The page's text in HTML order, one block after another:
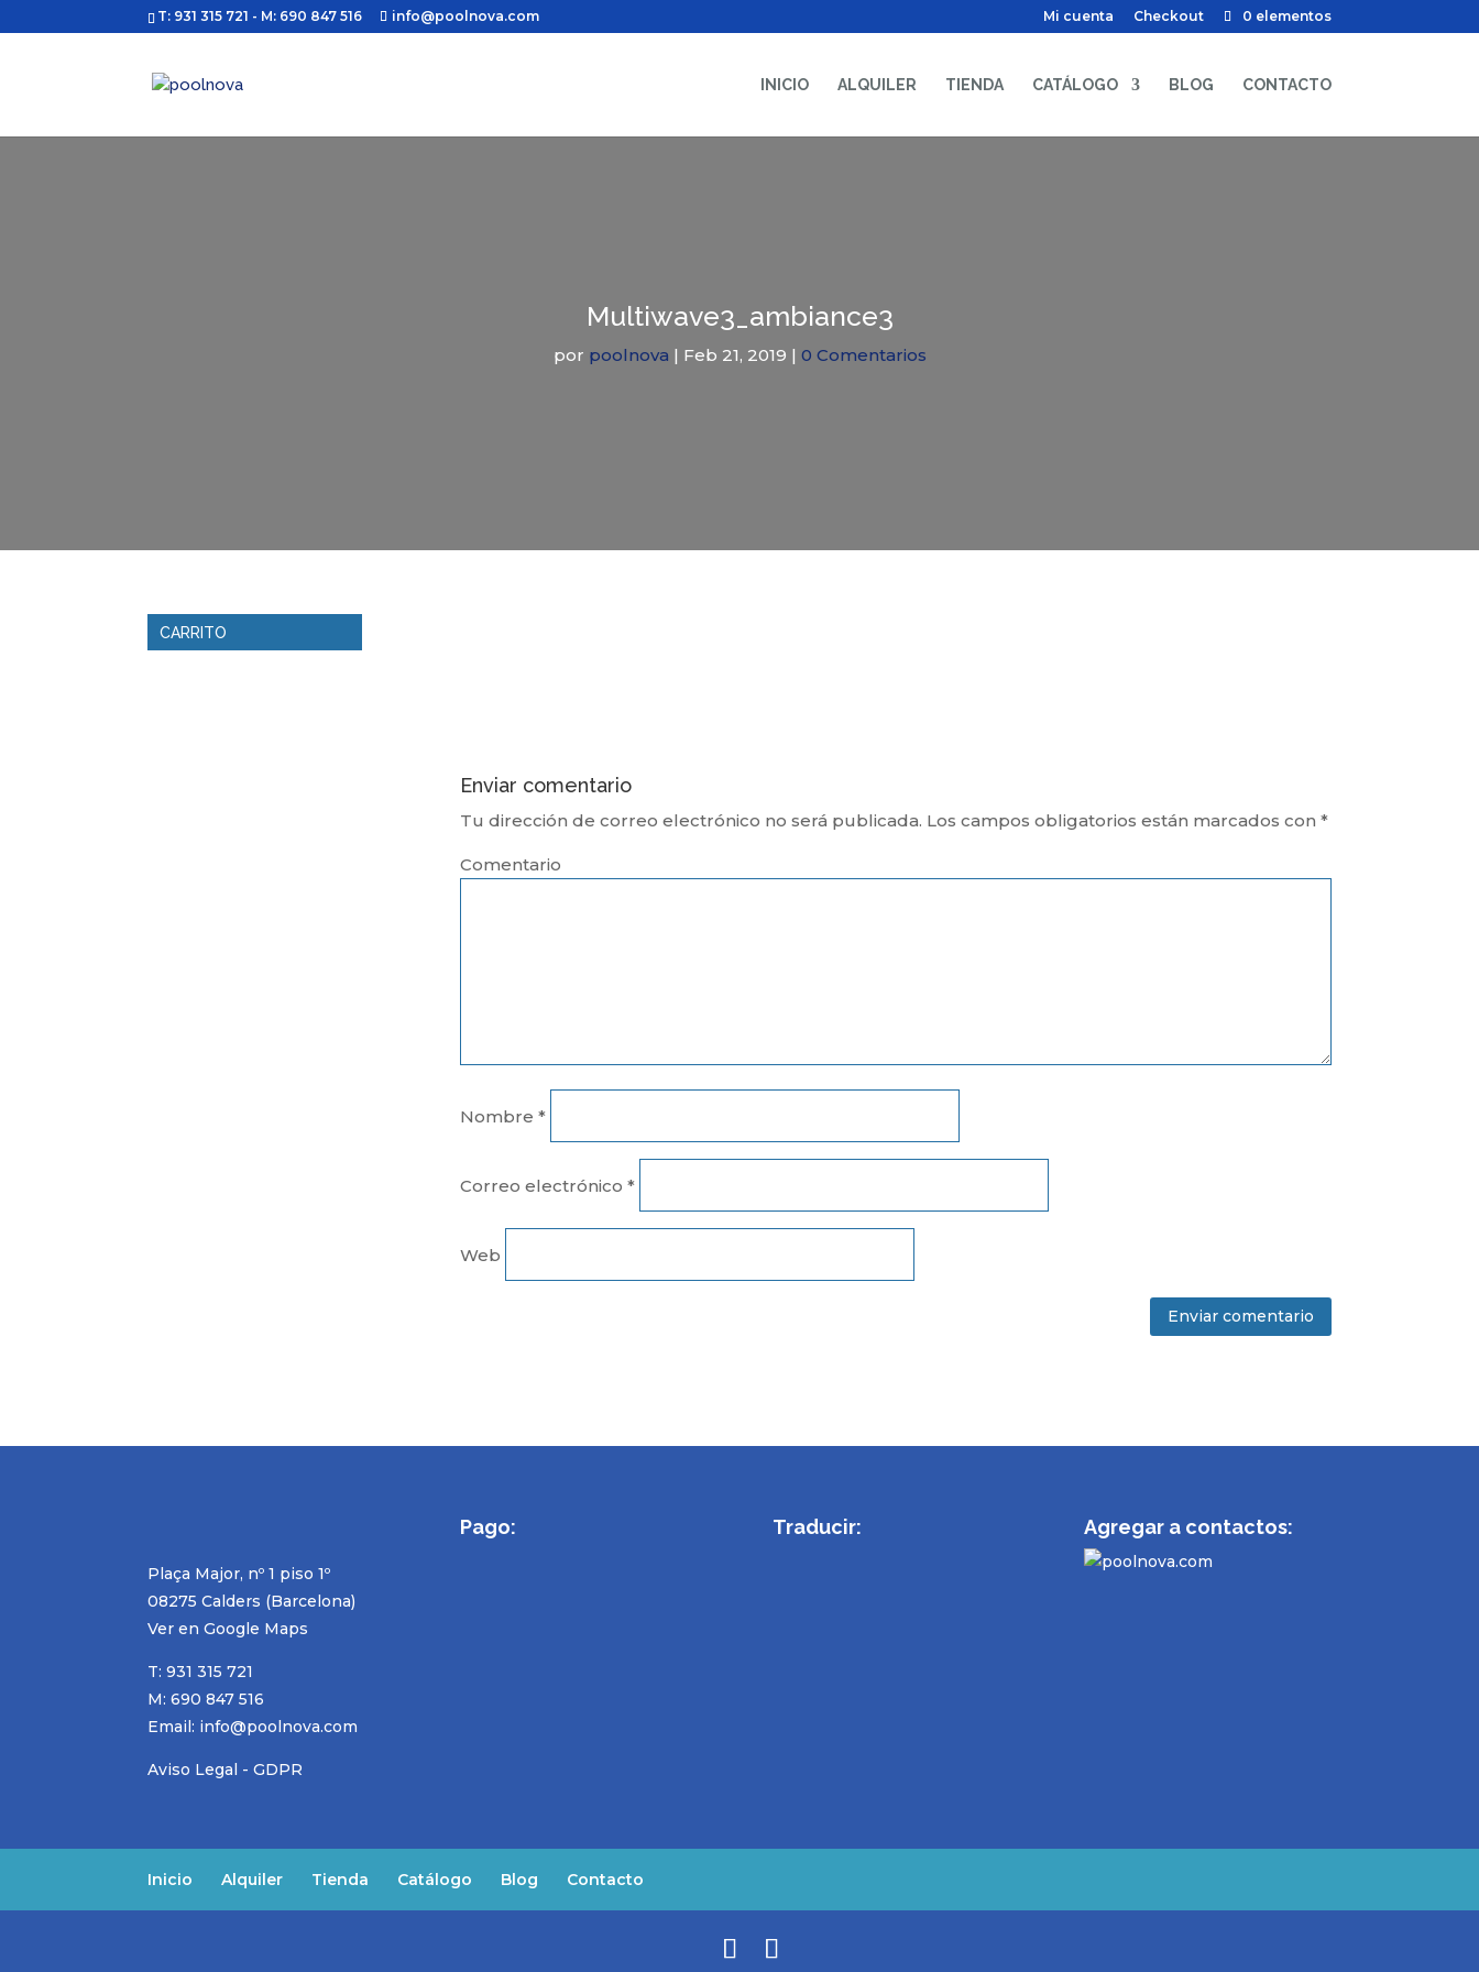
T: 931 315 721 - M: 690 847 516 info@poolnova.com Mi cuenta Checkout 0 elementos
INICIO ALQUILER TIENDA CATÁLOGO BLOG CONTACTO
Multiwave3_ambiance3
por poolnova | Feb 21, 2019 | 0 Comentarios
Enviar comentario
Tu dirección de correo electrónico no será publicada. Los campos obligatorios están marcados con *
Comentario
Nombre *
Correo electrónico *
Web
CARRITO
Plaça Major, nº 1 piso 1º
08275 Calders (Barcelona)
Ver en Google Maps
T: 931 315 721
M: 690 847 516
Email: info@poolnova.com
Aviso Legal - GDPR
Pago: Traducir: Agregar a contactos:
Inicio Alquiler Tienda Catálogo Blog Contacto